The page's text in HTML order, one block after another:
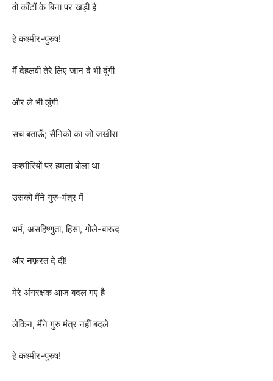
वो काँटों के बिना पर खड़ी है
हे कश्मीर-पुरुष!
मैं देहलवी तेरे लिए जान दे भी दूंगी
और ले भी लूंगी
सच बताऊँ; सैनिकों का जो जखीरा
कश्मीरियों पर हमला बोला था
उसको मैंने गुरु-मंत्र में
धर्म, असहिष्णुता, हिंसा, गोले-बारूद
और नफ़रत दे दी!
मेरे अंगरक्षक आज बदल गए है
लेकिन, मैंने गुरु मंत्र नहीं बदले
हे कश्मीर-पुरुष!